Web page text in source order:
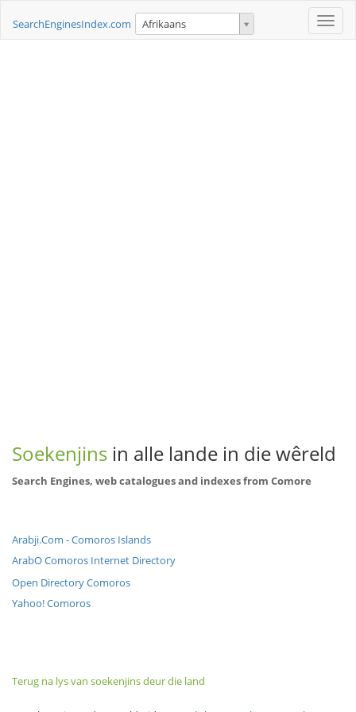
Toggle
SearchEnginesIndex.com Afrikaans
Soekenjins in alle lande in die wêreld
Search Engines, web catalogues and indexes from Comore
Arabji.Com - Comoros Islands
ArabO Comoros Internet Directory
Open Directory Comoros
Yahoo! Comoros
Terug na lys van soekenjins deur die land